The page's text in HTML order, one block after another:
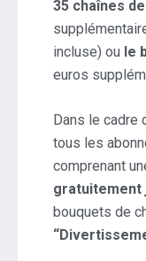
35 chaînes
incluse) ou le
euros
Dans le cadre
tous les
comprenant
gratuitement
bouquets de